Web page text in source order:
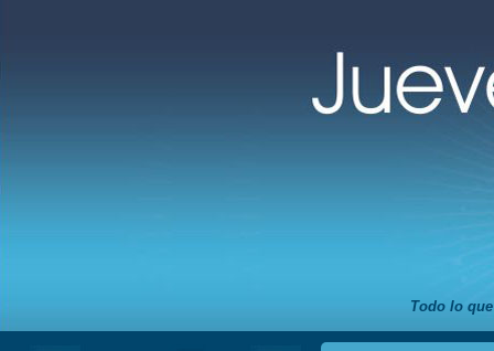
Todo lo